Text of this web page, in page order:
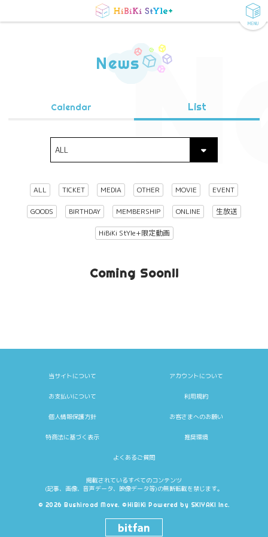
MENU
News
Calendar List
ALL TICKET MEDIA OTHER MOVIE EVENT
GOODS BIRTHDAY MEMBERSHIP ONLINE 生放送
HiBiKi StYle+限定動画
Coming Soon!!
当サイトについて アカウントについて
お支払いについて 利用規約
個人情報保護方針 お客さまへのお願い
特商法に基づく表示 推奨環境
よくあるご質問
掲載されているすべてのコンテンツ
(記事、画像、音声データ、映像データ等)の無断転載を禁じます。
© 2026 Bushiroad Move. ©HiBiKi Powered by SKIYAKI Inc.